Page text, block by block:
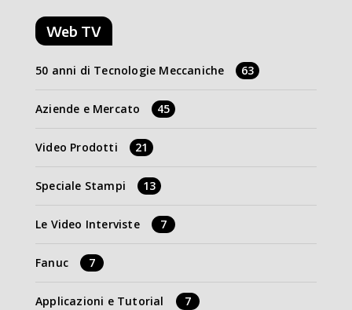
Web TV
50 anni di Tecnologie Meccaniche 63
Aziende e Mercato 45
Video Prodotti 21
Speciale Stampi 13
Le Video Interviste 7
Fanuc 7
Applicazioni e Tutorial 7